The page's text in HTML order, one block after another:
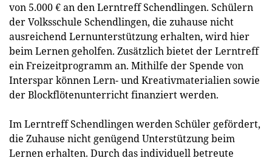
von 5.000 € an den Lerntreff Schendlingen. Schülern
der Volksschule Schendlingen, die zuhause nicht
ausreichend Lernunterstützung erhalten, wird hier
beim Lernen geholfen. Zusätzlich bietet der Lerntreff
ein Freizeitprogramm an. Mithilfe der Spende von
Interspar können Lern- und Kreativmaterialien sowie
der Blockflötenunterricht finanziert werden.
Im Lerntreff Schendlingen werden Schüler gefördert,
die Zuhause nicht genügend Unterstützung beim
Lernen erhalten. Durch das individuell betreute